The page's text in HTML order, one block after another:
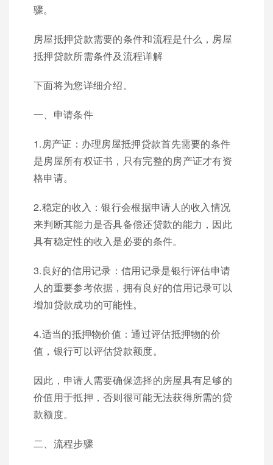
骤。
房屋抵押贷款需要的条件和流程是什么，房屋
抵押贷款所需条件及流程详解
下面将为您详细介绍。
一、申请条件
1.房产证：办理房屋抵押贷款首先需要的条件
是房屋所有权证书，只有完整的房产证才有资
格申请。
2.稳定的收入：银行会根据申请人的收入情况
来判断其能力是否具备偿还贷款的能力，因此
具有稳定性的收入是必要的条件。
3.良好的信用记录：信用记录是银行评估申请
人的重要参考依据，拥有良好的信用记录可以
增加贷款成功的可能性。
4.适当的抵押物价值：通过评估抵押物的价
值，银行可以评估贷款额度。
因此，申请人需要确保选择的房屋具有足够的
价值用于抵押，否则很可能无法获得所需的贷
款额度。
二、流程步骤